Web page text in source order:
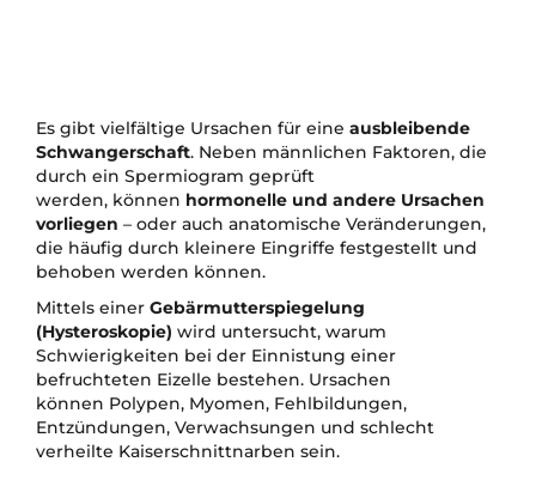
Es gibt vielfältige Ursachen für eine ausbleibende
Schwangerschaft. Neben männlichen Faktoren, die
durch ein Spermiogram geprüft
werden, können hormonelle und andere Ursachen
vorliegen – oder auch anatomische Veränderungen,
die häufig durch kleinere Eingriffe festgestellt und
behoben werden können.
Mittels einer Gebärmutterspiegelung
(Hysteroskopie) wird untersucht, warum
Schwierigkeiten bei der Einnistung einer
befruchteten Eizelle bestehen. Ursachen
können Polypen, Myomen, Fehlbildungen,
Entzündungen, Verwachsungen und schlecht
verheilte Kaiserschnittnarben sein.
Für Ihren Besuch